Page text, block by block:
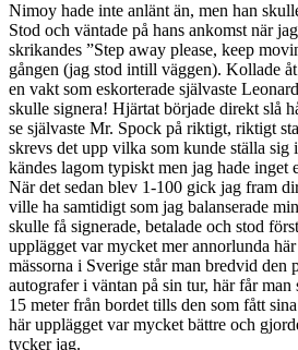
Nimoy hade inte anlänt än, men han
Stod och väntade på hans ankomst när
skrikandes ”Step away please, keep
gången (jag stod intill väggen). Kollade
en vakt som eskorterade självaste
skulle signera! Hjärtat började direkt slå
se självaste Mr. Spock på riktigt, riktigt
skrevs det upp vilka som kunde ställa sig
kändes lagom typiskt men jag hade inget
När det sedan blev 1-100 gick jag fram
ville ha samtidigt som jag balanserade
skulle få signerade, betalade och stod
upplägget var mycket mer annorlunda
mässorna i Sverige står man bredvid den
autografer i väntan på sin tur, här får
15 meter från bordet tills den som fått
här upplägget var mycket bättre och
tycker jag.